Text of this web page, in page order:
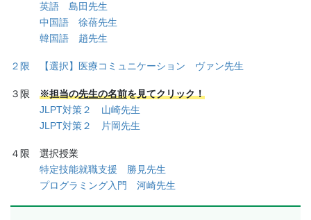
英語 島田先生
中国語 徐蓓先生
韓国語 趙先生
２限 【選択】医療コミュニケーション ヴァン先生
３限 ※担当の先生の名前を見てクリック！
JLPT対策２ 山崎先生
JLPT対策２ 片岡先生
４限 選択授業
特定技能就職支援 勝見先生
プログラミング入門 河崎先生